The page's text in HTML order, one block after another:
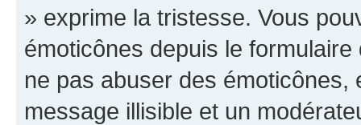
» exprime la tristesse. Vous
émoticônes depuis le
ne pas abuser des
message illisible et un